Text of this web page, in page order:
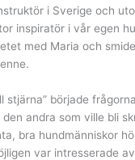
i Sverige och
inspiratör i vår egen
med Maria och
stjärna” började
andra som ville bli
bra hundmänniskor
var intresserade